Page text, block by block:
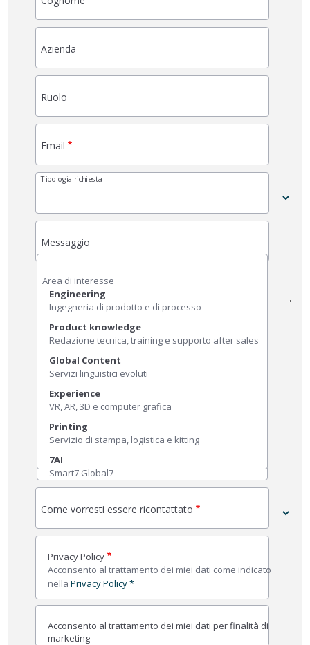
Azienda
Ruolo
Email
Tipologia richiesta
Messaggio
Area di interesse
Engineering
Ingegneria di prodotto e di processo
Product knowledge
Redazione tecnica, training e supporto after sales
Global Content
Servizi linguistici evoluti
Experience
VR, AR, 3D e computer grafica
Printing
Servizio di stampa, logistica e kitting
7AI
Smart7 Global7
Come vorresti essere ricontattato
Privacy Policy
Acconsento al trattamento dei miei dati come indicato
nella Privacy Policy*
Acconsento al trattamento dei miei dati per finalità di
marketing